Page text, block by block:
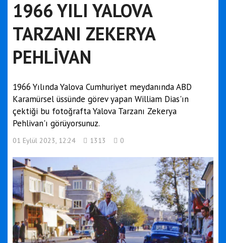
1966 YILI YALOVA
TARZANI ZEKERYA
PEHLİVAN
1966 Yılında Yalova Cumhuriyet meydanında ABD
Karamürsel üssünde görev yapan William Dias'ın
çektiği bu fotoğrafta Yalova Tarzanı Zekerya
Pehlivan'ı görüyorsunuz.
01 Eylül 2023, 12:24 1313 0